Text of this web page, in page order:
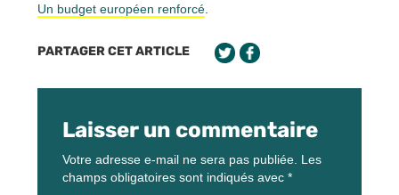
Un budget européen renforcé
PARTAGER CET ARTICLE
Laisser un commentaire
Votre adresse e-mail ne sera pas publiée. Les
champs obligatoires sont indiqués avec *